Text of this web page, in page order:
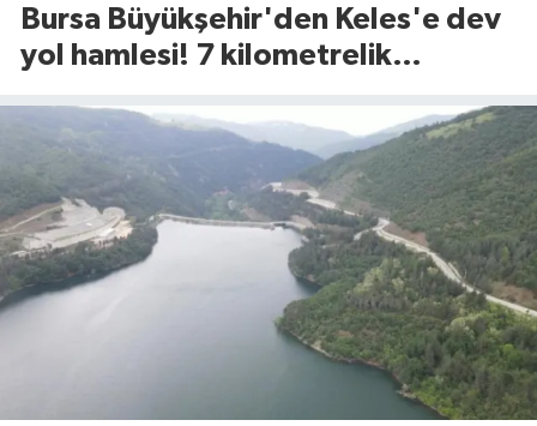
Bursa Büyükşehir'den Keles'e dev
yol hamlesi! 7 kilometrelik